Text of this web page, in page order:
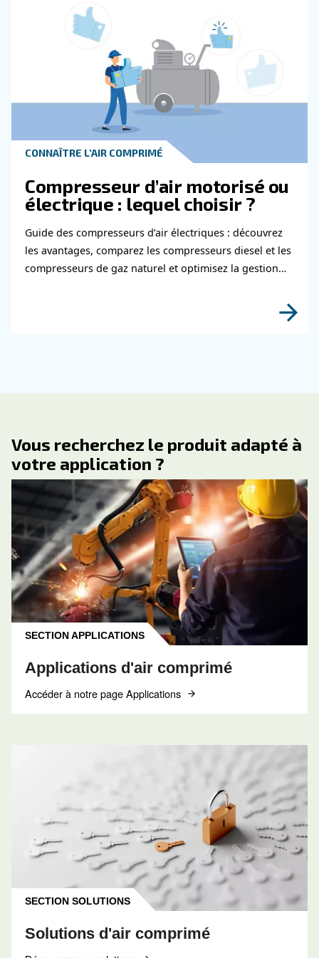
En savoir plus sur la sécurité
Pourquoi le
important : avantages clés,
systèmes et conseils
d’entretien
Découvrez tout ce qu’il faut savoir sur le
refroidissement des compresseurs, y compris
systèmes refroidis par air et par eau, les
finaux. Garantir des performances et une
optimales.
MODE D'EMPLOI
Mode d’emploi du tuyau
des raccords pour votre
système d’air comprimé